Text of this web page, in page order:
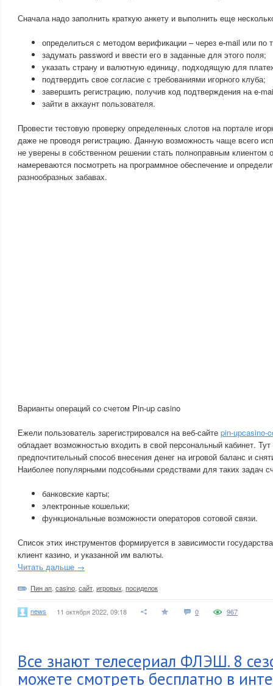
Сначала надо заполнить краткую анкету и выполнить еще
определиться с методом верификации – через e-mail или по
задумать password и ввести его в заданные для этого поля;
указать страну и валютную единицу, подходящую для
подтвердить свое согласие с требованиями игорного клуба;
завершить регистрацию, получив код подтверждения на e-
зайти в аккаунт пользователя.
Провести тестовую проверку определенных слотов на портале
даже не проводя регистрацию. Данную возможность чаще всего
не уверены в собственном решении стать полноправным клиентом
намереваются посмотреть на программное обеспечение и
разнообразных забавах.
Варианты операций со счетом Pin-up casino
Ежели пользователь зарегистрировался на веб-сайте pin-upcasino-
обладает возможностью входить в свой персональный кабинет.
предпочтительный способ внесения денег на игровой баланс и
Наиболее популярными подсобными средствами для таких задач
банковские карты;
электронные кошельки;
функциональные возможности операторов сотовой связи.
Список этих инструментов формируется в зависимости
клиент казино, и указанной им валюты.
Читать дальше →
Пин ап casino сайт игровых посиделок
news 11 октября 2022, 09:18 0 967
Все знают телесериал ФЛЭШ. 8
можете смотреть бесплатно в